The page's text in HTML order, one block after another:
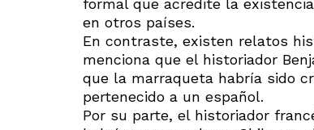
formal que acredite la
en otros países.
En contraste, existen relatos
menciona que el historiador
que la marraqueta habría sido
pertenecido a un español.
Por su parte, el historiador